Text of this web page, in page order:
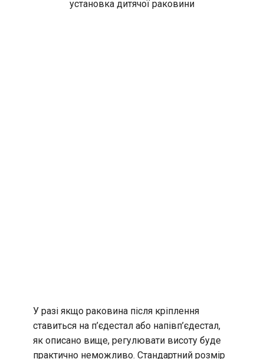
установка дитячої раковини
У разі якщо раковина після кріплення
ставиться на п’єдестал або напівп’єдестал,
як описано вище, регулювати висоту буде
практично неможливо. Стандартний розмір